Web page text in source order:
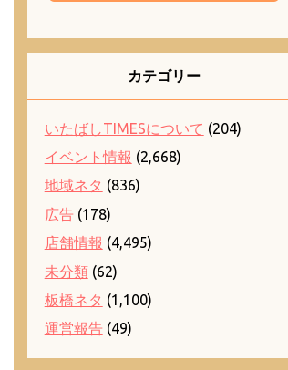
カテゴリー
いたばしTIMESについて (204)
イベント情報 (2,668)
地域ネタ (836)
広告(178)
店舗情報 (4,495)
未分類(62)
板橋ネタ (1,100)
運営報告(49)